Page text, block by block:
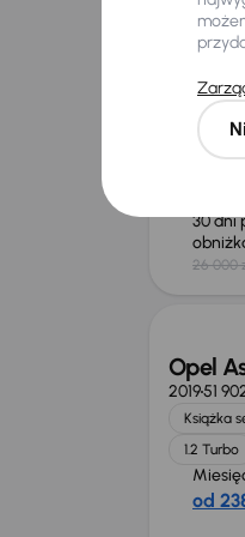
2013 167
Auta
GAZ
od
30 dni
26 000
Opel
201951
Książka
1.2 Turbo
od